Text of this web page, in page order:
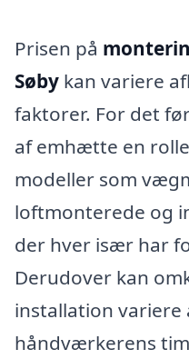
Prisen på
Søby kan variere
faktorer. For det
af emhætte en
modeller som
loftmonterede og
der hver især har
Derudover kan
installation
håndværkerens